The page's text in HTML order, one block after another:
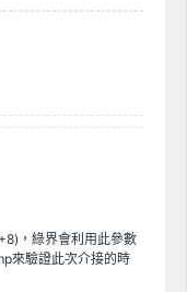
，綠界會利用此參數
來驗證此次介接的時